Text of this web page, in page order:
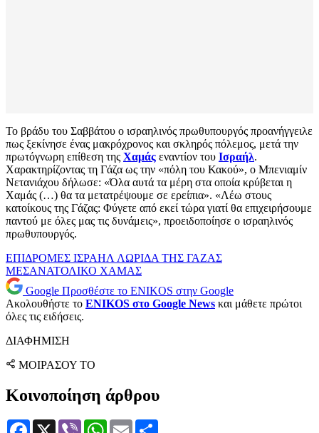
Το βράδυ του Σαββάτου ο ισραηλινός πρωθυπουργός προανήγγειλε
πως ξεκίνησε ένας μακρόχρονος και σκληρός πόλεμος, μετά την
πρωτόγνωρη επίθεση της Χαμάς εναντίον του Ισραήλ.
Χαρακτηρίζοντας τη Γάζα ως την «πόλη του Κακού», ο Μπενιαμίν
Νετανιάχου δήλωσε: «Όλα αυτά τα μέρη στα οποία κρύβεται η
Χαμάς (…) θα τα μετατρέψουμε σε ερείπια». «Λέω στους
κατοίκους της Γάζας: Φύγετε από εκεί τώρα γιατί θα επιχειρήσουμε
παντού με όλες μας τις δυνάμεις», προειδοποίησε ο ισραηλινός
πρωθυπουργός.
ΕΠΙΔΡΟΜΕΣ ΙΣΡΑΗΛ ΛΩΡΙΔΑ ΤΗΣ ΓΑΖΑΣ
ΜΕΣΑΝΑΤΟΛΙΚΟ ΧΑΜΑΣ
Google Προσθέστε το ENIKOS στην Google
Ακολουθήστε το ENIKOS στο Google News και μάθετε πρώτοι
όλες τις ειδήσεις.
ΔΙΑΦΗΜΙΣΗ
ΜΟΙΡΑΣΟΥ ΤΟ
Κοινοποίηση άρθρου
Facebook
X Viber WhatsApp
Email